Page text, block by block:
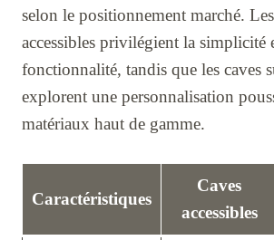
selon le positionnement marché.
accessibles privilégient la simplicité
fonctionnalité, tandis que les caves
explorent une personnalisation
matériaux haut de gamme.
Caractéristiques
Caves
accessibles